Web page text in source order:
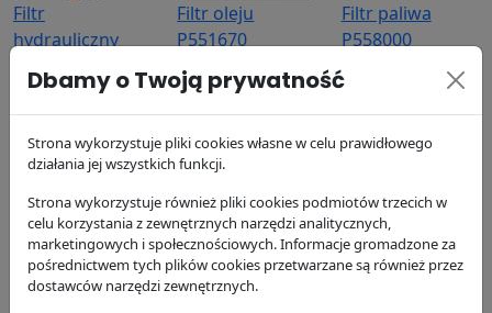
Filtr
hydrauliczny
Donaldson
173.13 zł
Filtr oleju
P551670
Donaldson
77.97 zł
Filtr paliwa
P558000
Donaldson
62.69 zł
Filtr
Dbamy o Twoją prywatność
Strona wykorzystuje pliki cookies własne w celu prawidłowego
działania jej wszystkich funkcji.
Strona wykorzystuje również pliki cookies podmiotów trzecich w
celu korzystania z zewnętrznych narzędzi analitycznych,
marketingowych i społecznościowych. Informacje gromadzone za
pośrednictwem tych plików cookies przetwarzane są również przez
dostawców narzędzi zewnętrznych.